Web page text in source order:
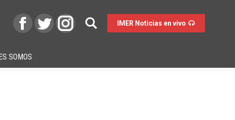
IMER Noticias en vivo
SOMOS